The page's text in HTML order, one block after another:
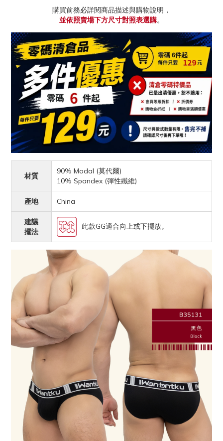
購買前務必詳閱商品描述與購物說明，
並依照賣場下方尺寸對照表選購。
材質
90% Modal (莫代爾)
10% Spandex (彈性纖維)
產地 China
建議
擺法
此款GG適合向上或下擺放。